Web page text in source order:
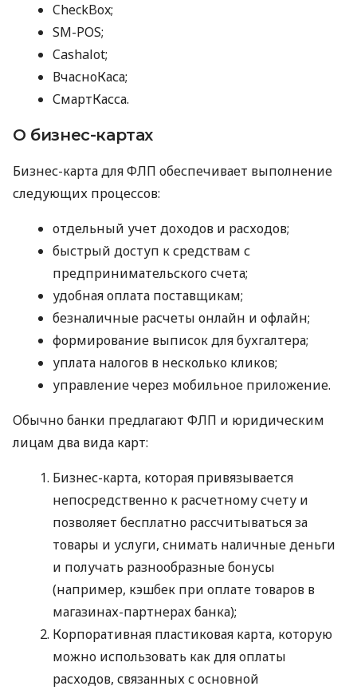
CheckBox;
SM-POS;
Cashalot;
ВчасноКаса;
СмартКасса.
О бизнес-картах
Бизнес-карта для ФЛП обеспечивает выполнение
следующих процессов:
отдельный учет доходов и расходов;
быстрый доступ к средствам с
предпринимательского счета;
удобная оплата поставщикам;
безналичные расчеты онлайн и офлайн;
формирование выписок для бухгалтера;
уплата налогов в несколько кликов;
управление через мобильное приложение.
Обычно банки предлагают ФЛП и юридическим
лицам два вида карт:
Бизнес-карта, которая привязывается
непосредственно к расчетному счету и
позволяет бесплатно рассчитываться за
товары и услуги, снимать наличные деньги
и получать разнообразные бонусы
(например, кэшбек при оплате товаров в
магазинах-партнерах банка);
Корпоративная пластиковая карта, которую
можно использовать как для оплаты
расходов, связанных с основной